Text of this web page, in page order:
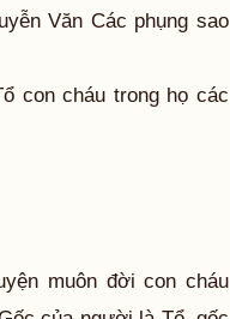
Văn Các phụng sao
con cháu trong họ các
muôn đời con cháu